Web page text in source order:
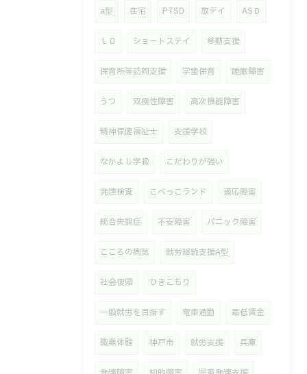
a型 在宅 PTSD 放デイ ASＤ
ＬＤ ショートステイ 移動支援
保育所等訪問支援 学童保育 睡眠障害
うつ 双極性障害 高次機能障害
精神保健福祉士 支援学校
なかよし学級 こだわりが強い
発達検査 こべっこランド 適応障害
統合失調症 不安障害 パニック障害
こころの病気 就労継続支援A型
社会復帰 ひきこもり
一般就労を目指す 電車通勤 最低賃金
職業体験 神戸市 就労支援 兵庫